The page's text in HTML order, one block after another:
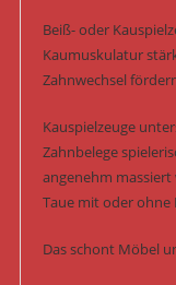
Beiß- oder
Kaumuskulatur
Zahnwechsel
Kauspielzeuge
Zahnbelege
angenehm massiert
Taue mit oder ohne
Das schont Möbel